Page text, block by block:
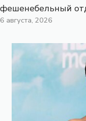
фешенебельный
6 августа, 2026